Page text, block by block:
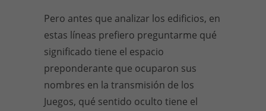
Pero antes que analizar los edificios, en
estas líneas prefiero preguntarme qué
significado tiene el espacio
preponderante que ocuparon sus
nombres en la transmisión de los
Juegos, qué sentido oculto tiene el